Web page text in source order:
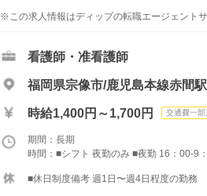
※この求人情報はディップの転職エージェント
看護師・准看護師
福岡県宗像市/鹿児島本線赤間駅
時給1,400円～1,700円 交通費一部
期間：長期
時間：■シフト 夜勤のみ ■夜勤 16：00-9
■休日制度備考 週1日〜週4日程度の勤務